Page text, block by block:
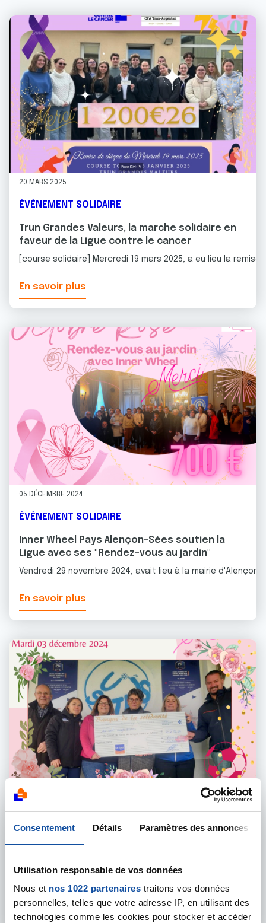
Consentement Détails Paramètres des annonces
Utilisation responsable de vos données
Nous et nos 1022 partenaires traitons vos données
personnelles, telles que votre adresse IP, en utilisant des
technologies comme les cookies pour stocker et accéder
20 MARS 2025
ÉVÉNEMENT SOLIDAIRE
Trun Grandes Valeurs, la marche solidaire en
faveur de la Ligue contre le cancer
[course solidaire] Mercredi 19 mars 2025, a eu lieu la
En savoir plus
05 DÉCEMBRE 2024
ÉVÉNEMENT SOLIDAIRE
Inner Wheel Pays Alençon-Sées soutien la
Ligue avec ses "Rendez-vous au jardin"
Vendredi 29 novembre 2024, avait lieu à la mairie
En savoir plus
ÉVÉNEMENT SOLIDAIRE
vendant des roses
Mardi 03 décembre 2024, l' US Athis a remis un chèque de